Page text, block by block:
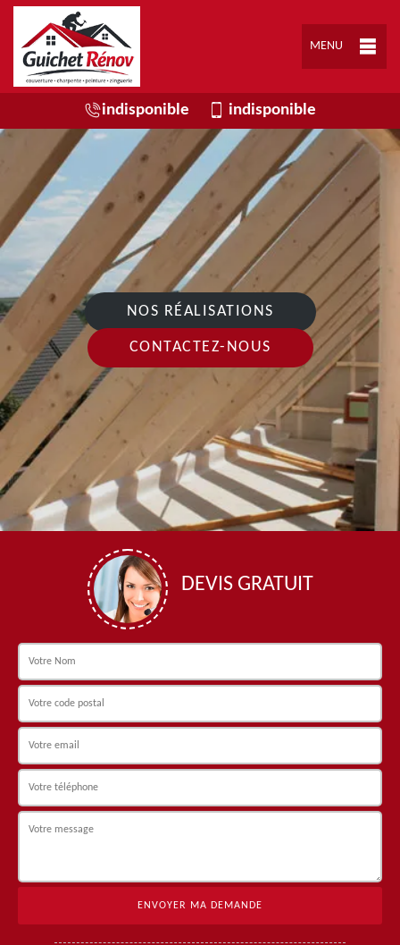
MENU
indisponible indisponible
NOS RÉALISATIONS
CONTACTEZ-NOUS
DEVIS GRATUIT